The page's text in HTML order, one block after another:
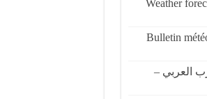
🌤️ Weather
🌤️ Bulletin
العربي –